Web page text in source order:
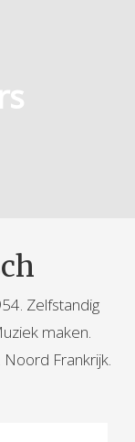
Zelfstandig
maken.
Frankrijk.